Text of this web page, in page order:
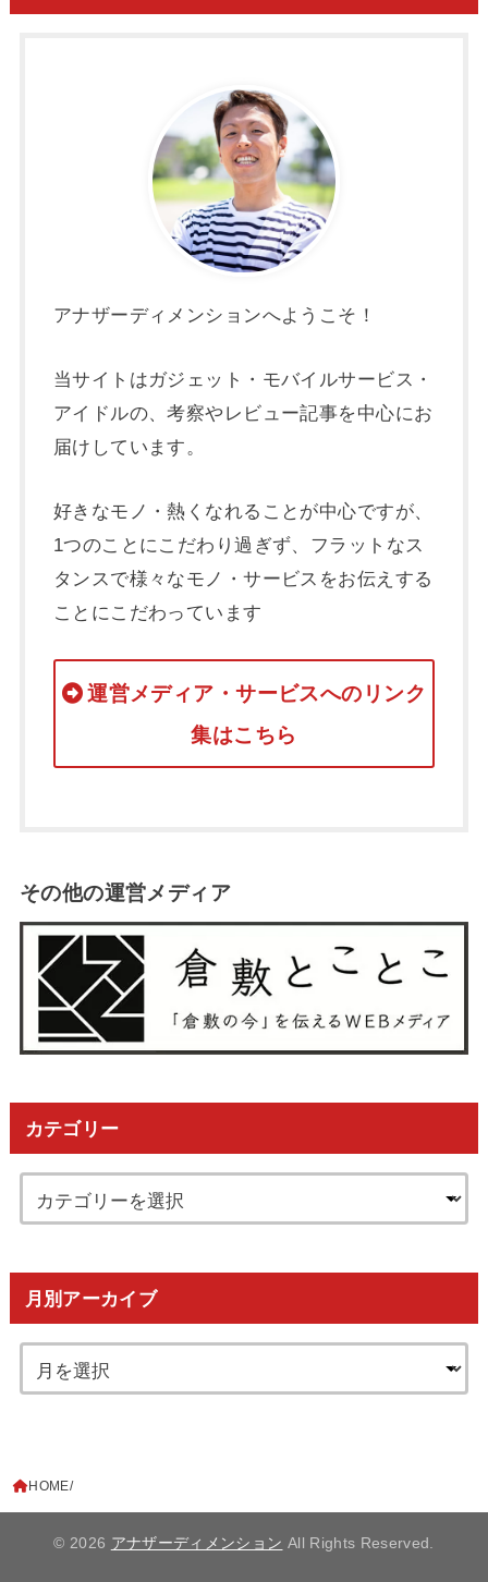
アナザーディメンションへようこそ！
当サイトはガジェット・モバイルサービス・
アイドルの、考察やレビュー記事を中心にお
届けしています。
好きなモノ・熱くなれることが中心ですが、
1つのことにこだわり過ぎず、フラットなス
タンスで様々なモノ・サービスをお伝えする
ことにこだわっています
運営メディア・サービスへのリンク
集はこちら
その他の運営メディア
カテゴリー
月別アーカイブ
HOME
© 2026 アナザーディメンション All Rights Reserved.